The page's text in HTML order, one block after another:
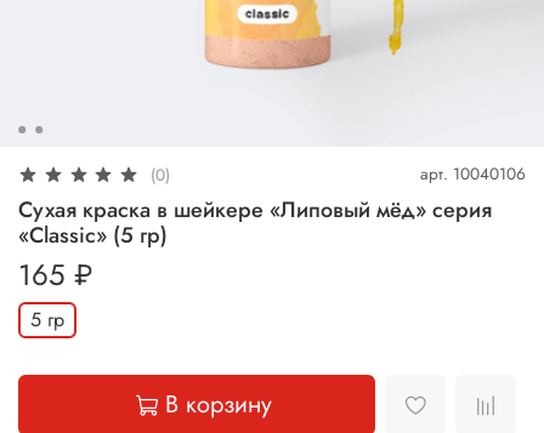
(0) арт. 10040106
Сухая краска в шейкере «Липовый мёд» серия
«Classic» (5 гр)
165 ₽
5 гр
В корзину